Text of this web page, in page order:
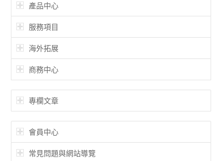
產品中心
服務項目
海外拓展
商務中心
專欄文章
會員中心
常見問題與網站導覽